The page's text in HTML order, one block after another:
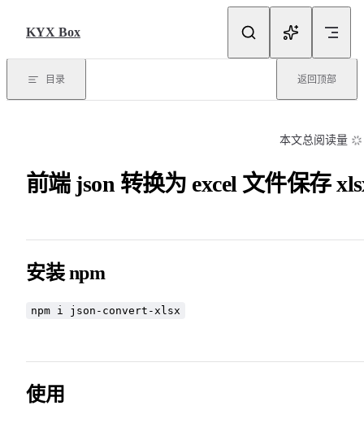
KYX Box
目录 返回顶部
本文总阅读量
前端 json 转换为 excel 文件保存
安装 npm
npm i json-convert-xlsx
使用